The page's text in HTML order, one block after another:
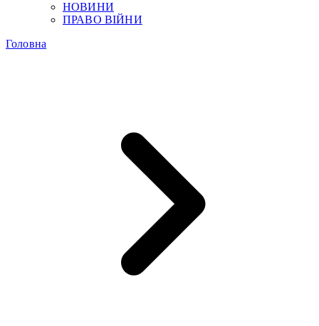
НОВИНИ
ПРАВО ВІЙНИ
Головна